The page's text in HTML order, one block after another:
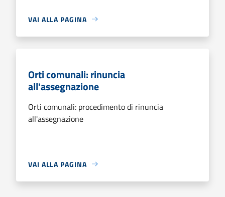
VAI ALLA PAGINA
Orti comunali: rinuncia
all'assegnazione
Orti comunali: procedimento di rinuncia
all'assegnazione
VAI ALLA PAGINA